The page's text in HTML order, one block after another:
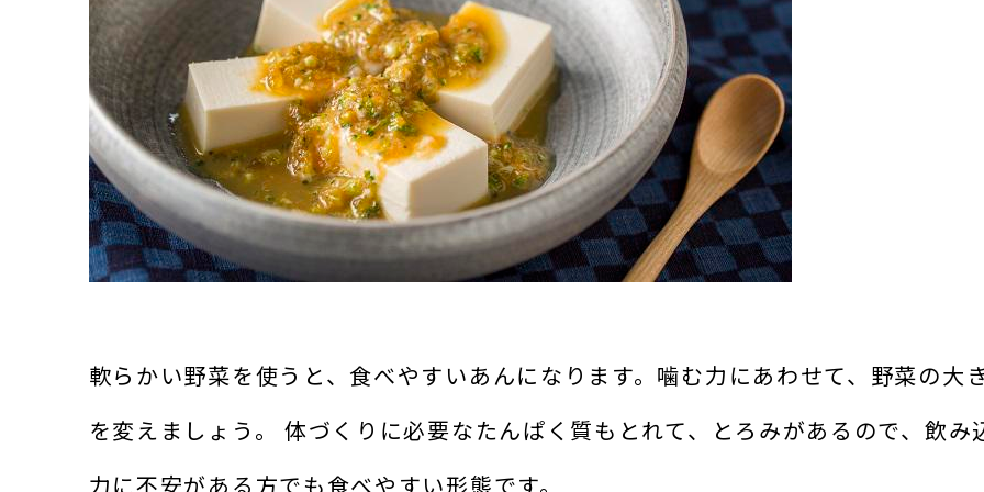
軟らかい野菜を使うと、食べやすいあんになります。噛む力にあわせて、野菜の大
を変えましょう。 体づくりに必要なたんぱく質もとれて、とろみがあるので、飲み
力に不安がある方でも食べやすい形態です。